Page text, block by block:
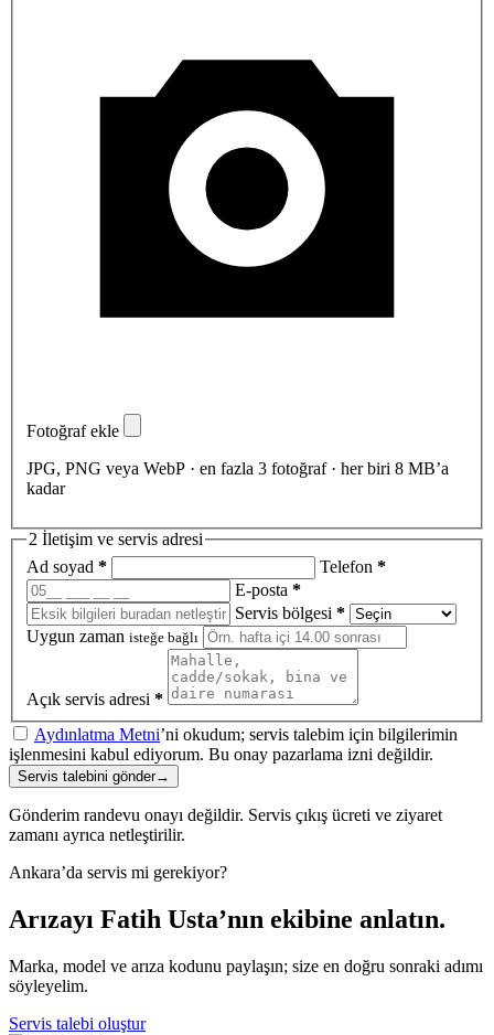
Fotoğraf ekle
JPG, PNG veya WebP · en fazla 3 fotoğraf · her biri 8 MB’a
kadar
2 İletişim ve servis adresi
Ad soyad * Telefon *
E-posta *
Servis bölgesi *
Uygun zaman isteğe bağlı
Açık servis adresi *
Aydınlatma Metni’ni okudum; servis talebim için bilgilerimin
işlenmesini kabul ediyorum. Bu onay pazarlama izni değildir.
Servis talebini gönder→
Gönderim randevu onayı değildir. Servis çıkış ücreti ve ziyaret
zamanı ayrıca netleştirilir.
Ankara’da servis mi gerekiyor?
Arızayı Fatih Usta’nın ekibine anlatın.
Marka, model ve arıza kodunu paylaşın; size en doğru sonraki adımı
söyleyelim.
Servis talebi oluştur